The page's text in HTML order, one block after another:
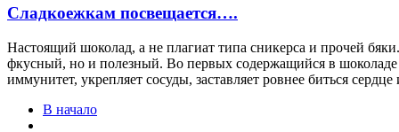
Сладкоежкам посвещается….
Настоящий шоколад, а не плагиат типа сникерса и прочей
фкусный, но и полезный. Во первых содержащийся в шоколаде
иммунитет, укрепляет сосуды, заставляет ровнее биться
В начало